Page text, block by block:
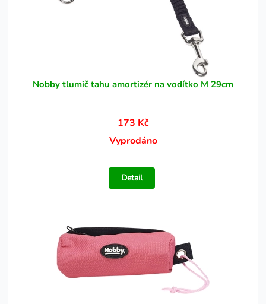
Nobby tlumič tahu amortizér na vodítko M 29cm
173 Kč
Vyprodáno
Detail